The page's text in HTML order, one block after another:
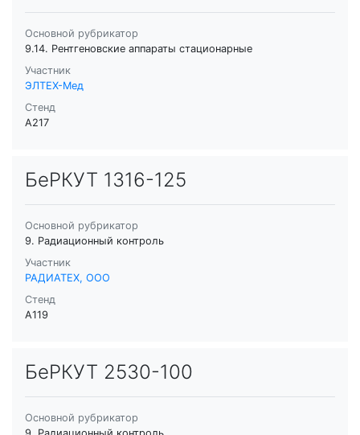
Основной рубрикатор
9.14. Рентгеновские аппараты стационарные
Участник
ЭЛТЕХ-Мед
Стенд
A217
БеРКУТ 1316-125
Основной рубрикатор
9. Радиационный контроль
Участник
РАДИАТЕХ, ООО
Стенд
A119
БеРКУТ 2530-100
Основной рубрикатор